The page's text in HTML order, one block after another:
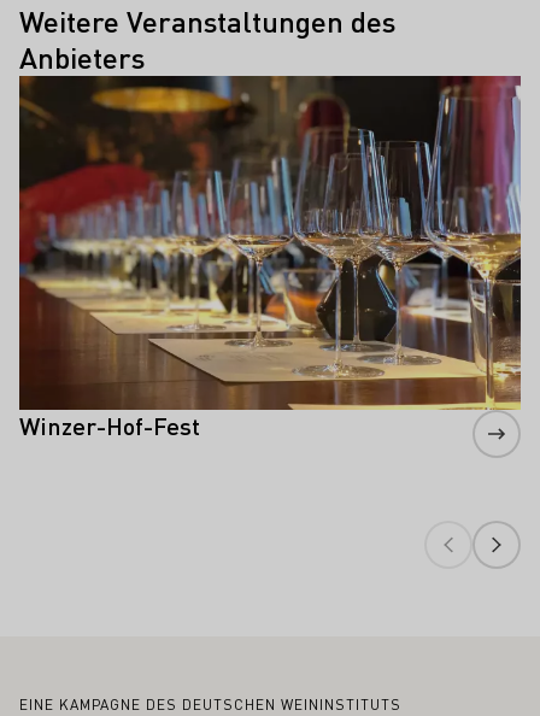
Weitere Veranstaltungen des
Anbieters
Winzer-Hof-Fest
Mehr erfahren
EINE KAMPAGNE DES DEUTSCHEN WEININSTITUTS